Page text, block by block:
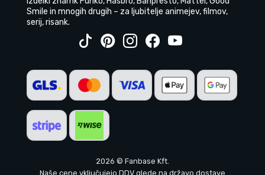
Smile in mnogih drugih – za ljubitelje animejev, filmov,
serij, risank.
2026 © Fanbase Kft.
Naše cene vključujejo DDV glede na državo dostave